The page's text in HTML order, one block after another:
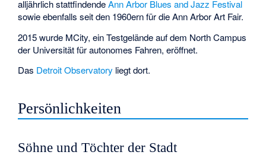
alljährlich stattfindendeAnn Arbor Blues and Jazz Festival
sowie ebenfalls seit den 1960ern für dieAnn Arbor Art Fair.
2015 wurde MCity, ein Testgelände auf dem North Campus
der Universität für autonomes Fahren, eröffnet.
Das Detroit Observatory liegt dort.
Persönlichkeiten
Söhne und Töchter der Stadt